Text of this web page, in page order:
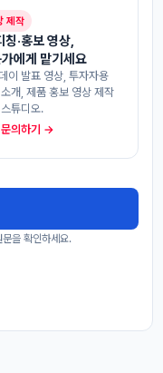
제작
칭·홍보 영상,
에게 맡기세요
이 발표 영상, 투자자용
개, 제품 홍보 영상 제작
튜디오.
의하기 →
을 확인하세요.